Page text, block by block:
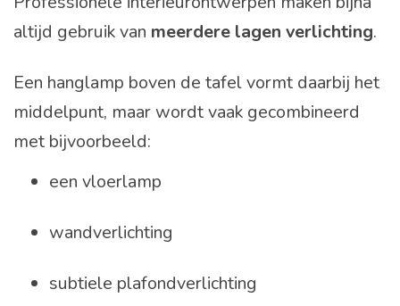
altijd gebruik van meerdere lagen verlichting.
Een hanglamp boven de tafel vormt daarbij het
middelpunt, maar wordt vaak gecombineerd
met bijvoorbeeld:
een vloerlamp
wandverlichting
subtiele plafondverlichting